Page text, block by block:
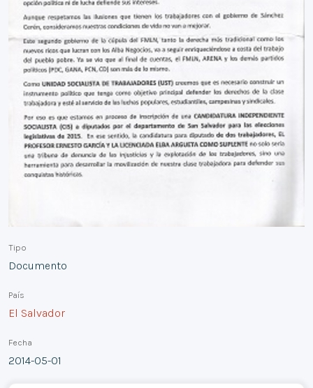
Tipo
Documento
País
El Salvador
Fecha
2014-05-01